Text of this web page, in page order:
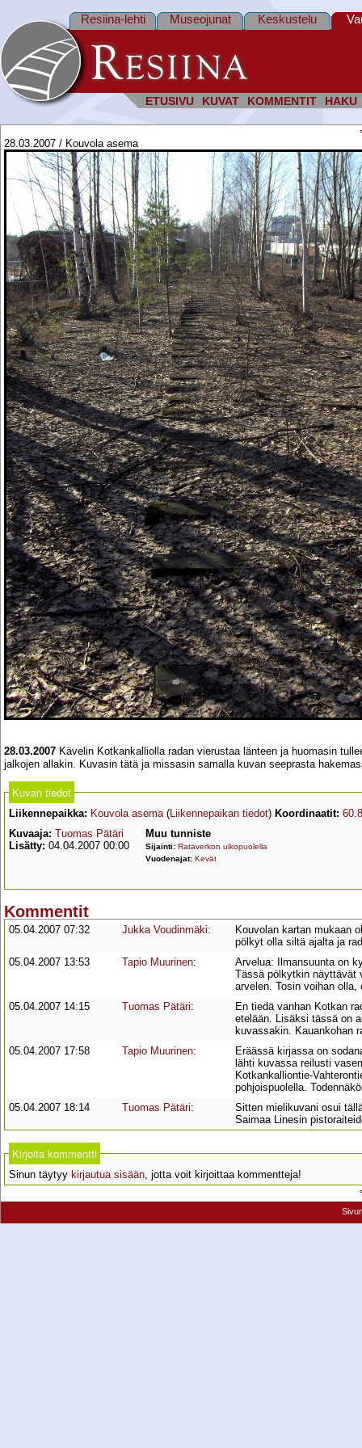
ETUSIVU KUVAT KOMMENTIT HAKU
Resiina-lehti Museojunat Keskustelu
28.03.2007 / Kouvola asema
28.03.2007 Kävelin Kotkankalliolla radan vierustaa länteen ja huomasin
jalkojen allakin. Kuvasin tätä ja missasin samalla kuvan seeprasta
Kuvan tiedot
Liikennepaikka: Kouvola asema(Liikennepaikan tiedot) Koordinaatit:
Kuvaaja: Tuomas Pätäri
Lisätty: 04.04.2007 00:00
Muu tunniste
Sijainti: Rataverkon ulkopuolella
Vuodenajat: Kevät
Kommentit
05.04.2007 07:32 Jukka Voudinmäki:
Kouvolan kartan mukaan
pölkyt olla siltä ajalta ja
05.04.2007 13:53
Tapio Muurinen:
Arvelua: Ilmansuunta on
Tässä pölkytkin näyttävät
arvelen. Tosin voihan
05.04.2007 14:15
Tuomas Pätäri:
En tiedä vanhan Kotkan
etelään. Lisäksi tässä on
kuvassakin. Kauankohan
05.04.2007 17:58
Tapio Muurinen:
Eräässä kirjassa on
lähti kuvassa reilusti
Kotkankalliontie-
pohjoispuolella.
05.04.2007 18:14
Tuomas Pätäri:
Sitten mielikuvani osui
Saimaa Linesin
Kirjoita kommentti
Sinun täytyy kirjautua sisään, jotta voit kirjoittaa kommentteja!